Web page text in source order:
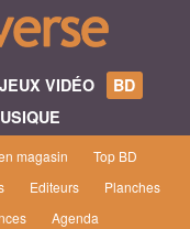
JEUX VIDÉO
BD
magasin
Top BD
Editeurs
Planches
Agenda